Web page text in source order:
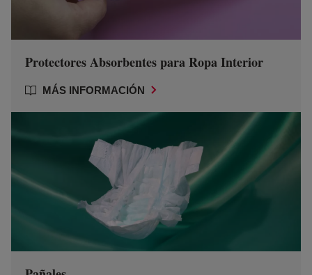
Protectores Absorbentes para Ropa Interior
MÁS INFORMACIÓN